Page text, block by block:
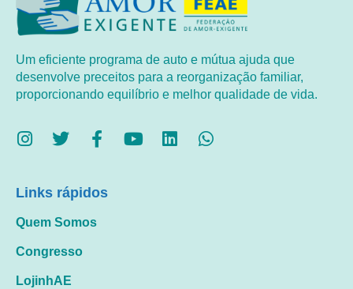
Um eficiente programa de auto e mútua ajuda que
desenvolve preceitos para a reorganização familiar,
proporcionando equilíbrio e melhor qualidade de vida.
Links rápidos
Quem Somos
Congresso
LojinhAE